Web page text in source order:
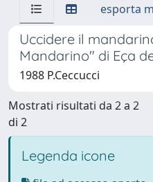
esporta
Uccidere il
Mandarino" di Eça
1988 P.Ceccucci
Mostrati risultati da 2 a 2
di 2
Legenda icone